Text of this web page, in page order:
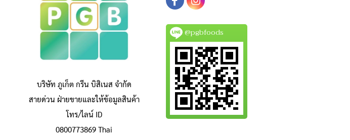
บริษัท ภูเก็ต กรีน บิสิเนส จำกัด
สายด่วน ฝ่ายขายและให้ข้อมูลสินค้า
โทร/ไลน์ ID
0800773869 Thai
@pgbfoods